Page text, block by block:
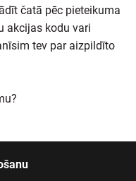
čatā pēc pieteikuma
akcijas kodu vari
tev par aizpildīto